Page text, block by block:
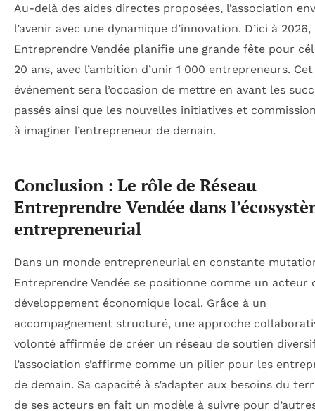
Au-delà des aides directes proposées, l’association
l’avenir avec une dynamique d’innovation. D’ici à 2026,
Entreprendre Vendée planifie une grande fête pour
20 ans, avec l’ambition d’unir 1 000 entrepreneurs. Cet
événement sera l’occasion de mettre en avant les
passés ainsi que les nouvelles initiatives et
à imaginer l’entrepreneur de demain.
Conclusion : Le rôle de Réseau
Entreprendre Vendée dans
entrepreneurial
Dans un monde entrepreneurial en constante
Entreprendre Vendée se positionne comme un acteur
développement économique local. Grâce à un
accompagnement structuré, une approche
volonté affirmée de créer un réseau de soutien
l’association s’affirme comme un pilier pour les
de demain. Sa capacité à s’adapter aux besoins du
de ses acteurs en fait un modèle à suivre pour